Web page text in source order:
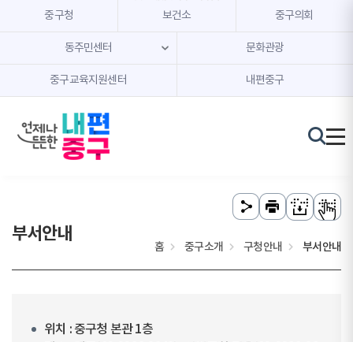
본문 내용 바로가기
주메뉴 바로가기
중구청 보건소 중구의회
동주민센터 문화관광
중구교육지원센터 내편중구
부서안내
홈 중구소개 구청안내 부서안내
위치 : 중구청 본관 1층